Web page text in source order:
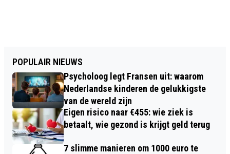
POPULAIR NIEUWS
Psycholoog legt Fransen uit: waarom
Nederlandse kinderen de gelukkigste
van de wereld zijn
Eigen risico naar €455: wie ziek is
betaalt, wie gezond is krijgt geld terug
7 slimme manieren om 1000 euro te